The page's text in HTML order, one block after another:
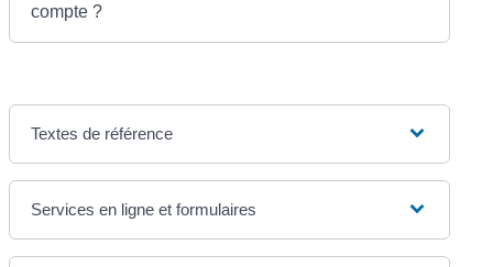
compte ?
Textes de référence
Services en ligne et formulaires